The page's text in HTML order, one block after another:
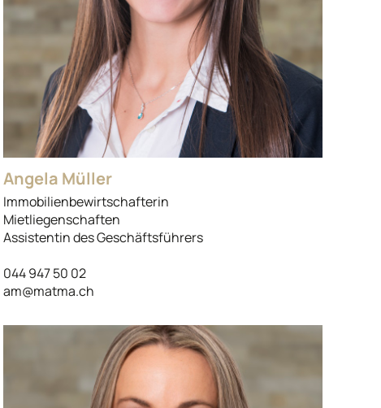
Angela Müller
Immobilienbewirtschafterin
Mietliegenschaften
Assistentin des Geschäftsführers
044 947 50 02
am@matma.ch